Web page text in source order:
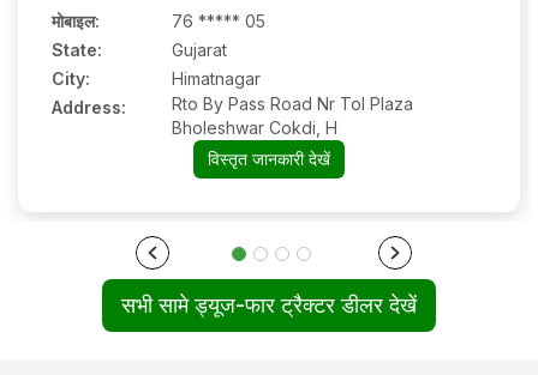
मोबाइल:
76 ***** 05
State:
Gujarat
City:
Himatnagar
Address:
Rto By Pass Road Nr Tol Plaza
Bholeshwar Cokdi, H
विस्तृत जानकारी देखें
सभी सामे ड्यूज-फार ट्रैक्टर डीलर देखें